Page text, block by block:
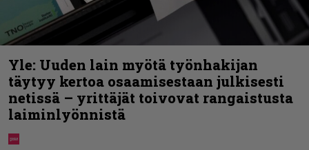
Yle: Uuden lain myötä työnhakijan
täytyy kertoa osaamisestaan julkisesti
netissä – yrittäjät toivovat rangaistusta
laiminlyönnistä